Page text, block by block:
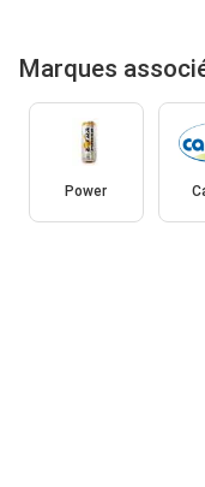
Marques
Power